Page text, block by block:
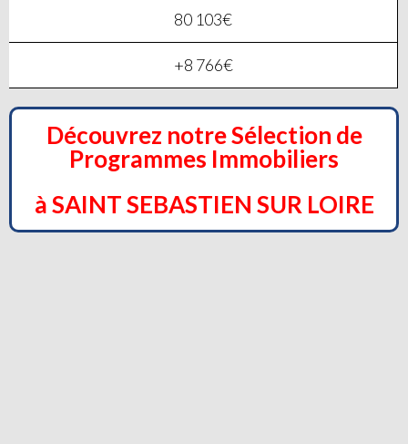
80 103€
+8 766€
Découvrez notre Sélection de
Programmes Immobiliers
à SAINT SEBASTIEN SUR LOIRE